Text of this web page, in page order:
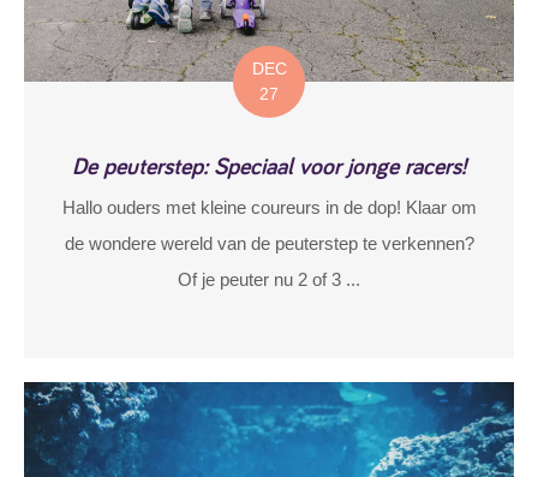
DEC
27
De peuterstep: Speciaal voor jonge racers!
Hallo ouders met kleine coureurs in de dop! Klaar om
de wondere wereld van de peuterstep te verkennen?
Of je peuter nu 2 of 3 ...